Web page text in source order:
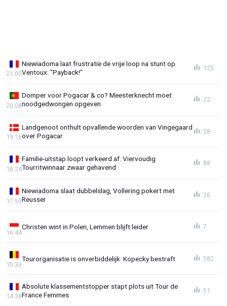
Niewiadoma laat frustratie de vrije loop na stunt op
Ventoux: "Payback!"
21:00
125
Domper voor Pogacar & co? Meesterknecht moet
noodgedwongen opgeven
20:08
22
Landgenoot onthult opvallende woorden van Vingegaard
over Pogacar
19:16
28
Familie-uitstap loopt verkeerd af: Viervoudig
Tourritwinnaar zwaar gehavend
18:24
88
Niewiadoma slaat dubbelslag, Vollering pokert met
Reusser
17:50
26
Christen wint in Polen, Lemmen blijft leider
16:44
7
Tourorganisatie is onverbiddelijk: Kopecky bestraft
15:33
582
Absolute klassementstopper stapt plots uit Tour de
France Femmes
14:38
51